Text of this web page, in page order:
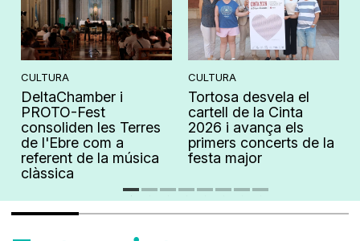
CULTURA
DeltaChamber i
PROTO-Fest
consoliden les Terres
de l'Ebre com a
referent de la música
clàssica
CULTURA
Tortosa desvela el
cartell de la Cinta
2026 i avança els
primers concerts de la
festa major